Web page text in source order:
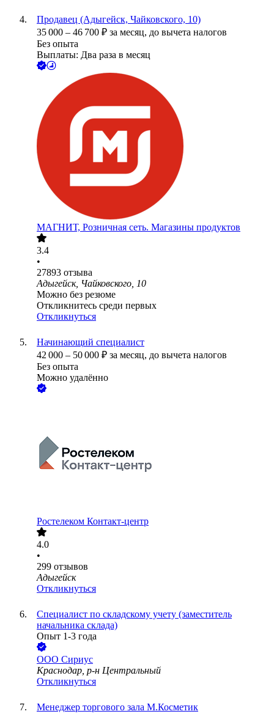
Продавец (Адыгейск, Чайковского, 10)
35 000 – 46 700 ₽ за месяц, до вычета налогов
Без опыта
Выплаты: Два раза в месяц
МАГНИТ, Розничная сеть. Магазины продуктов
3.4
•
27893 отзыва
Адыгейск, Чайковского, 10
Можно без резюме
Откликнитесь среди первых
Откликнуться
Начинающий специалист
42 000 – 50 000 ₽ за месяц, до вычета налогов
Без опыта
Можно удалённо
Ростелеком Контакт-центр
4.0
•
299 отзывов
Адыгейск
Откликнуться
Специалист по складскому учету (заместитель
начальника склада)
Опыт 1-3 года
ООО Сириус
Краснодар, р-н Центральный
Откликнуться
Менеджер торгового зала М.Косметик